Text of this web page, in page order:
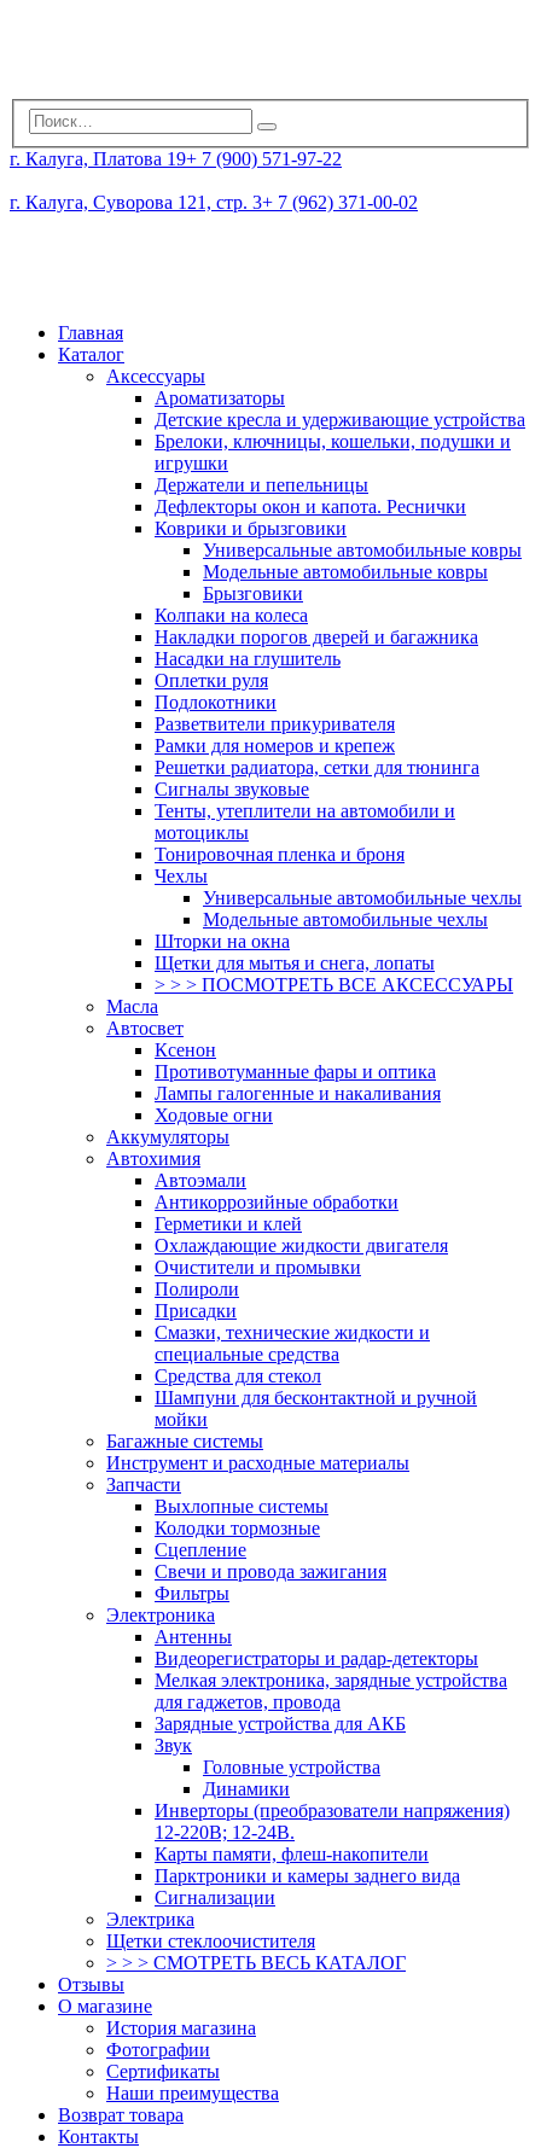
г. Калуга, Платова 19+ 7 (900) 571-97-22
г. Калуга, Суворова 121, стр. 3+ 7 (962) 371-00-02
Главная
Каталог
Аксессуары
Ароматизаторы
Детские кресла и удерживающие устройства
Брелоки, ключницы, кошельки, подушки и
игрушки
Держатели и пепельницы
Дефлекторы окон и капота. Реснички
Коврики и брызговики
Универсальные автомобильные ковры
Модельные автомобильные ковры
Брызговики
Колпаки на колеса
Накладки порогов дверей и багажника
Насадки на глушитель
Оплетки руля
Подлокотники
Разветвители прикуривателя
Рамки для номеров и крепеж
Решетки радиатора, сетки для тюнинга
Сигналы звуковые
Тенты, утеплители на автомобили и
мотоциклы
Тонировочная пленка и броня
Чехлы
Универсальные автомобильные чехлы
Модельные автомобильные чехлы
Шторки на окна
Щетки для мытья и снега, лопаты
> > > ПОСМОТРЕТЬ ВСЕ АКСЕССУАРЫ
Масла
Автосвет
Ксенон
Противотуманные фары и оптика
Лампы галогенные и накаливания
Ходовые огни
Аккумуляторы
Автохимия
Автоэмали
Антикоррозийные обработки
Герметики и клей
Охлаждающие жидкости двигателя
Очистители и промывки
Полироли
Присадки
Смазки, технические жидкости и
специальные средства
Средства для стекол
Шампуни для бесконтактной и ручной
мойки
Багажные системы
Инструмент и расходные материалы
Запчасти
Выхлопные системы
Колодки тормозные
Сцепление
Свечи и провода зажигания
Фильтры
Электроника
Антенны
Видеорегистраторы и радар-детекторы
Мелкая электроника, зарядные устройства
для гаджетов, провода
Зарядные устройства для АКБ
Звук
Головные устройства
Динамики
Инверторы (преобразователи напряжения)
12-220В; 12-24В.
Карты памяти, флеш-накопители
Парктроники и камеры заднего вида
Сигнализации
Электрика
Щетки стеклоочистителя
> > > СМОТРЕТЬ ВЕСЬ КАТАЛОГ
Отзывы
О магазине
История магазина
Фотографии
Сертификаты
Наши преимущества
Возврат товара
Контакты